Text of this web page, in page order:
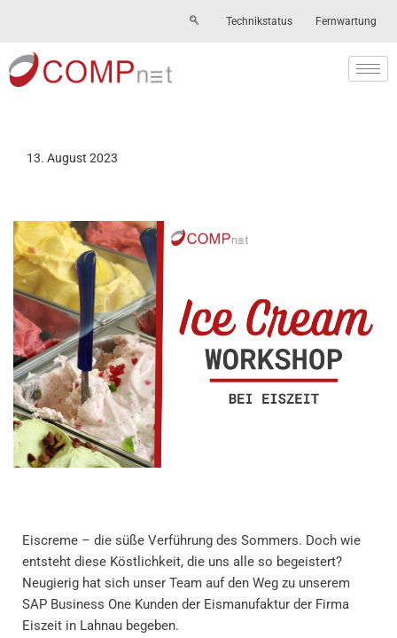
Skip
to
content
Technikstatus Fernwartung
13. August 2023
Eiscreme – die süße Verführung des Sommers. Doch wie
entsteht diese Köstlichkeit, die uns alle so begeistert?
Neugierig hat sich unser Team auf den Weg zu unserem
SAP Business One Kunden der Eismanufaktur der Firma
Eiszeit in Lahnau begeben.